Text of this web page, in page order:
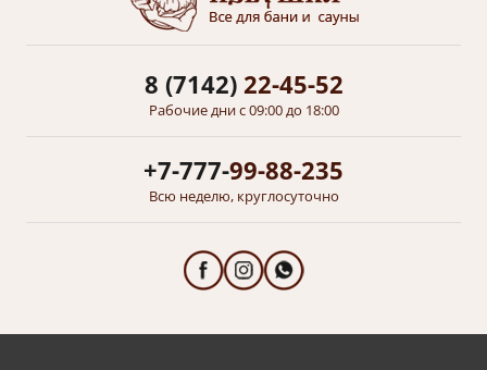
8 (7142)22-45-52
Рабочие дни с 09:00 до 18:00
+7-777-99-88-235
Всю неделю, круглосуточно